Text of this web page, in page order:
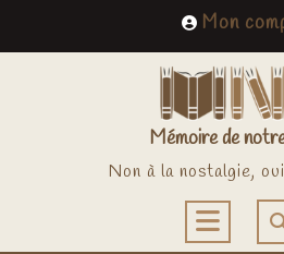
Mon
Mémoire de
Non à la nostalgie,